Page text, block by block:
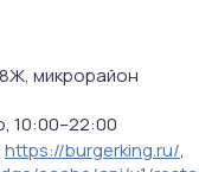
микрорайон
10:00–22:00
https://burgerking.ru/,